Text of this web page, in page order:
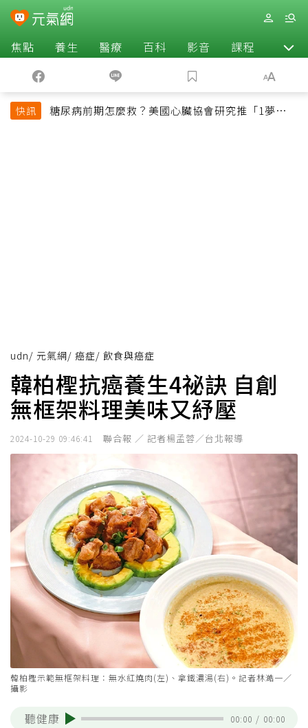
焦點 養生 醫療 百科 影音 課程 退休
快訊
糖尿病前期怎麼救？美國心臟協會研究推「1夢幻水
udn/ 元氣網/ 癌症/ 飲食與癌症
韓柏檉抗癌養生4祕訣 自創
無框架料理美味又紓壓
2024-10-29 09:46:41 聯合報 ／ 記者楊孟蓉／台北報導
韓柏檉示範無框架料理：無水紅燒肉(左)、拿鐵濃湯(右)。記者林澔一／
攝影
聽健康 00:00 / 00:00